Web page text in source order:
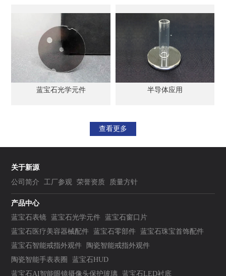
蓝宝石光学元件 半导体应用
查看更多
关于新源
公司简介
工厂参观 荣誉资质 质量方针
产品中心
蓝宝石表镜 蓝宝石光学元件 蓝宝石窗口片
蓝宝石医疗美容器械配件 蓝宝石零部件 蓝宝石珠宝首饰配件
蓝宝石智能戒指外观件
陶瓷智能戒指外观件
陶瓷智能手表表圈
蓝宝石HUD
蓝宝石AI智能眼镜摄像头保护玻璃
蓝宝石LED衬底